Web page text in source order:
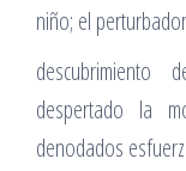
niño; el perturbador
despertado la
denodados